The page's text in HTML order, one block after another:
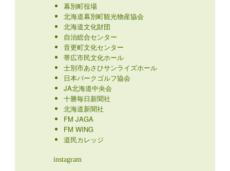
幕別町役場
北海道幕別町観光物産協会
北海道文化財団
自治総合センター
音更町文化センター
帯広市民文化ホール
士別市あさひサンライズホール
日本パークゴルフ協会
JA北海道中央会
十勝毎日新聞社
北海道新聞社
FM JAGA
FM WING
道民カレッジ
instagram